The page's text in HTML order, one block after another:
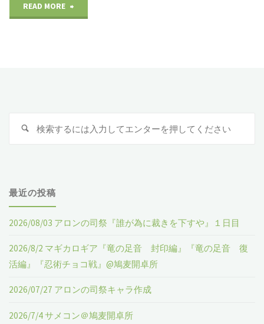
READ MORE
ム
タ
ロ
検
最近の投稿
2026/08/03 アロンの司祭『誰が為に裁きを下すや』１日目
2026/8/2 マギカロギア『竜の足音 封印編』『竜の足音 復
活編』『忍術チョコ戦』@鳩麦開卓所
2026/07/27 アロンの司祭キャラ作成
2026/7/4 サメコン＠鳩麦開卓所